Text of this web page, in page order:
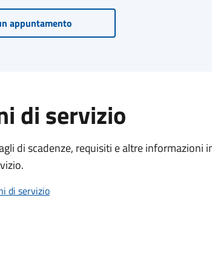
appuntamento
di servizio
di scadenze, requisiti e altre informazioni
di servizio